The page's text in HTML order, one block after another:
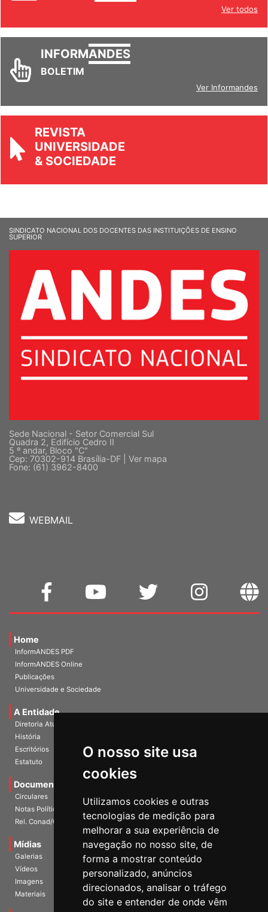
O nosso site usa
cookies
Utilizamos cookies e outras
tecnologias de medição para
melhorar a sua experiência de
navegação no nosso site, de
forma a mostrar conteúdo
personalizado, anúncios
direcionados, analisar o tráfego
do site e entender de onde vêm
Ver todos
INFORMANDES
BOLETIM
Ver Informandes
REVISTA
UNIVERSIDADE
& SOCIEDADE
SINDICATO NACIONAL DOS DOCENTES DAS INSTITUIÇÕES DE ENSINO
SUPERIOR
Sede Nacional - Setor Comercial Sul
Quadra 2, Edifício Cedro II
5 º andar, Bloco "C"
Cep: 70302-914 Brasília-DF | Ver mapa
Fone: (61) 3962-8400
WEBMAIL
Home
InformANDES PDF
InformANDES Online
Publicações
Universidade e Sociedade
A Entidade
Diretoria Atual
História
Escritórios
Estatuto
Documentos
Circulares
Notas Políticas
Rel. Conad/Congresso
Mídias
Galerias
Vídeos
Imagens
Materiais